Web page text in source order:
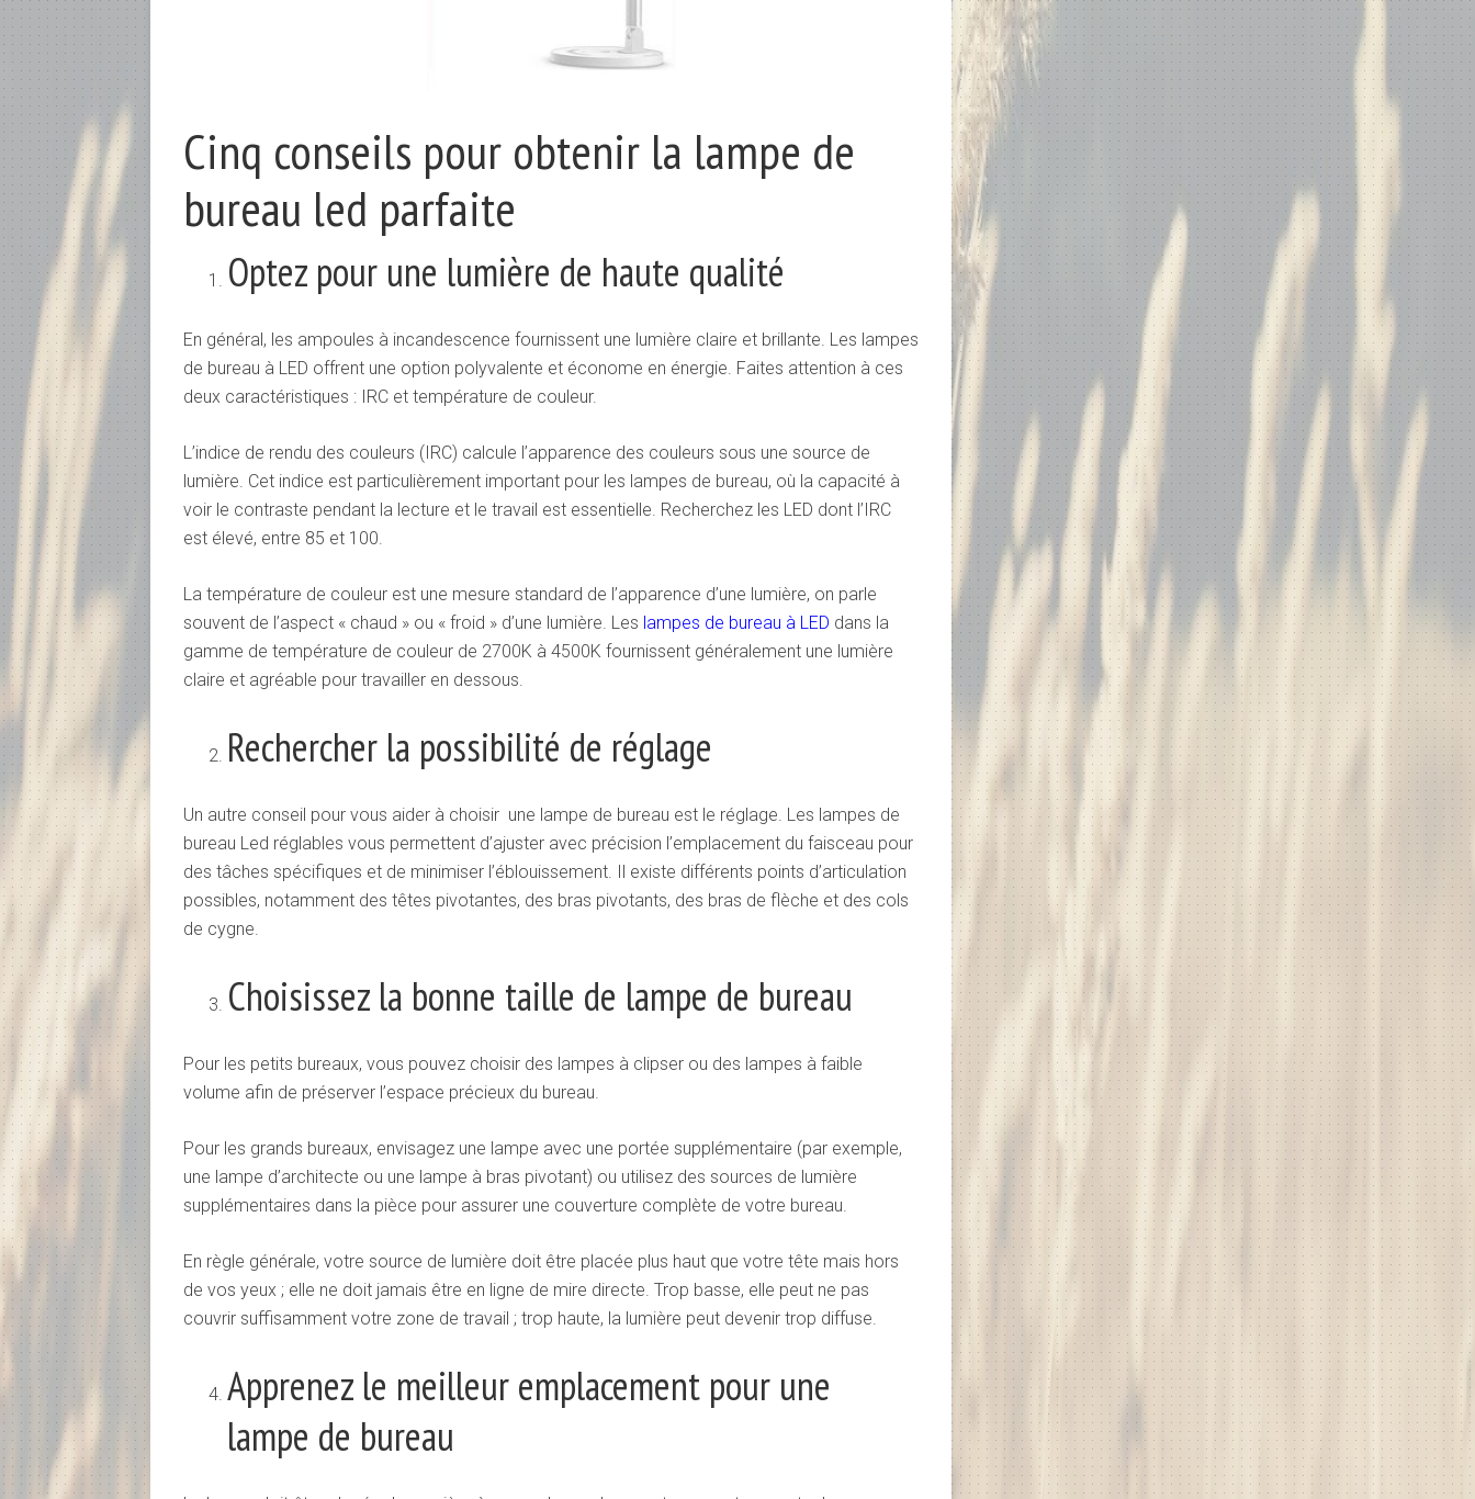
Cinq conseils pour obtenir la lampe de
bureau led parfaite
Optez pour une lumière de haute qualité
En général, les ampoules à incandescence fournissent une lumière claire et brillante. Les lampes
de bureau à LED offrent une option polyvalente et économe en énergie. Faites attention à ces
deux caractéristiques : IRC et température de couleur.
L’indice de rendu des couleurs (IRC) calcule l’apparence des couleurs sous une source de
lumière. Cet indice est particulièrement important pour les lampes de bureau, où la capacité à
voir le contraste pendant la lecture et le travail est essentielle. Recherchez les LED dont l’IRC
est élevé, entre 85 et 100.
La température de couleur est une mesure standard de l’apparence d’une lumière, on parle
souvent de l’aspect « chaud » ou « froid » d’une lumière. Les lampes de bureau à LED dans la
gamme de température de couleur de 2700K à 4500K fournissent généralement une lumière
claire et agréable pour travailler en dessous.
Rechercher la possibilité de réglage
Un autre conseil pour vous aider à choisir une lampe de bureau est le réglage. Les lampes de
bureau Led réglables vous permettent d’ajuster avec précision l’emplacement du faisceau pour
des tâches spécifiques et de minimiser l’éblouissement. Il existe différents points d’articulation
possibles, notamment des têtes pivotantes, des bras pivotants, des bras de flèche et des cols
de cygne.
Choisissez la bonne taille de lampe de bureau
Pour les petits bureaux, vous pouvez choisir des lampes à clipser ou des lampes à faible
volume afin de préserver l’espace précieux du bureau.
Pour les grands bureaux, envisagez une lampe avec une portée supplémentaire (par exemple,
une lampe d’architecte ou une lampe à bras pivotant) ou utilisez des sources de lumière
supplémentaires dans la pièce pour assurer une couverture complète de votre bureau.
En règle générale, votre source de lumière doit être placée plus haut que votre tête mais hors
de vos yeux ; elle ne doit jamais être en ligne de mire directe. Trop basse, elle peut ne pas
couvrir suffisamment votre zone de travail ; trop haute, la lumière peut devenir trop diffuse.
Apprenez le meilleur emplacement pour une
lampe de bureau